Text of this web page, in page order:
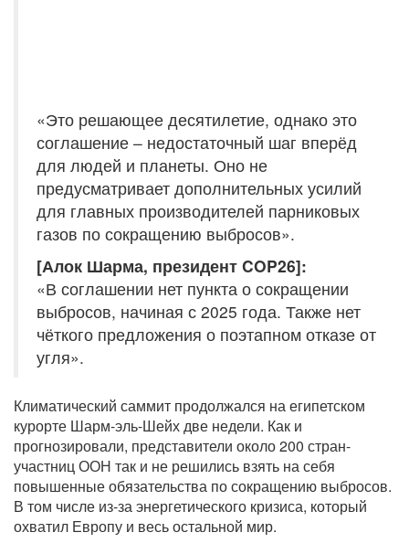
«Это решающее десятилетие, однако это
соглашение – недостаточный шаг вперёд
для людей и планеты. Оно не
предусматривает дополнительных усилий
для главных производителей парниковых
газов по сокращению выбросов».
[Алок Шарма, президент COP26]:
«В соглашении нет пункта о сокращении
выбросов, начиная с 2025 года. Также нет
чёткого предложения о поэтапном отказе от
угля».
Климатический саммит продолжался на египетском
курорте Шарм-эль-Шейх две недели. Как и
прогнозировали, представители около 200 стран-
участниц ООН так и не решились взять на себя
повышенные обязательства по сокращению выбросов.
В том числе из-за энергетического кризиса, который
охватил Европу и весь остальной мир.